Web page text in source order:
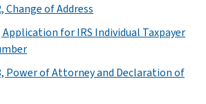
Change of Address
for IRS Individual Taxpayer
Power of Attorney and Declaration of